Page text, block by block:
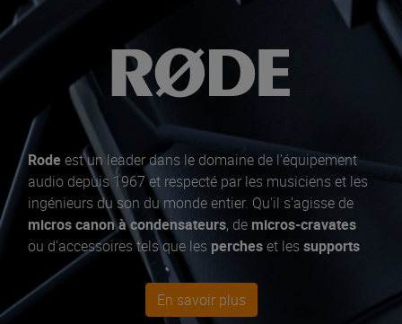
Rodeest un leader dans le domaine de l'équipement
audio depuis 1967 et respecté par les musiciens et les
ingénieurs du son du monde entier. Qu'il s'agisse de
micros canon à condensateurs, de micros-cravates
ou d'accessoires tels que les percheset les supports
de micro
, Rode a tout ce qu'il faut pour capturer les
talents d'un artiste surscèneou enstudio
micro à condensateur
En savoir plus